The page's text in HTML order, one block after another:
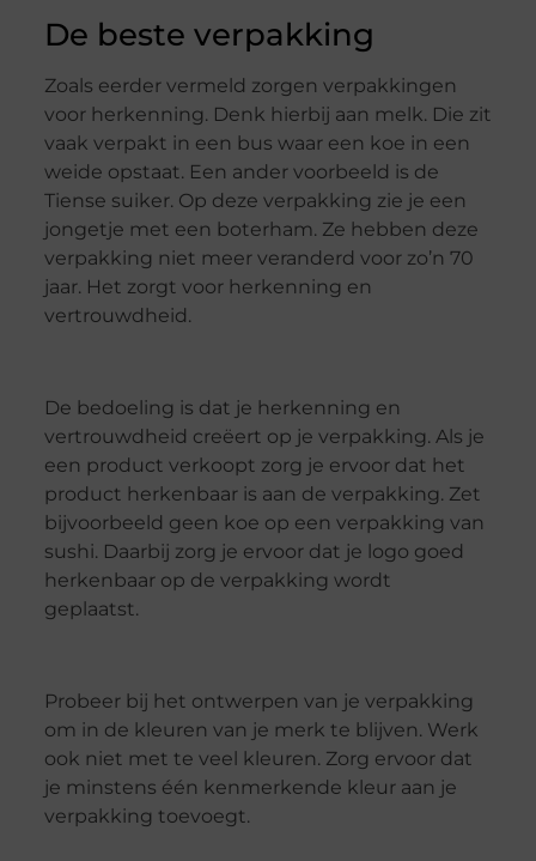
De beste verpakking
Zoals eerder vermeld zorgen verpakkingen
voor herkenning. Denk hierbij aan melk. Die zit
vaak verpakt in een bus waar een koe in een
weide opstaat. Een ander voorbeeld is de
Tiense suiker. Op deze verpakking zie je een
jongetje met een boterham. Ze hebben deze
verpakking niet meer veranderd voor zo’n 70
jaar. Het zorgt voor herkenning en
vertrouwdheid.
De bedoeling is dat je herkenning en
vertrouwdheid creëert op je verpakking. Als je
een product verkoopt zorg je ervoor dat het
product herkenbaar is aan de verpakking. Zet
bijvoorbeeld geen koe op een verpakking van
sushi. Daarbij zorg je ervoor dat je logo goed
herkenbaar op de verpakking wordt
geplaatst.
Probeer bij het ontwerpen van je verpakking
om in de kleuren van je merk te blijven. Werk
ook niet met te veel kleuren. Zorg ervoor dat
je minstens één kenmerkende kleur aan je
verpakking toevoegt.